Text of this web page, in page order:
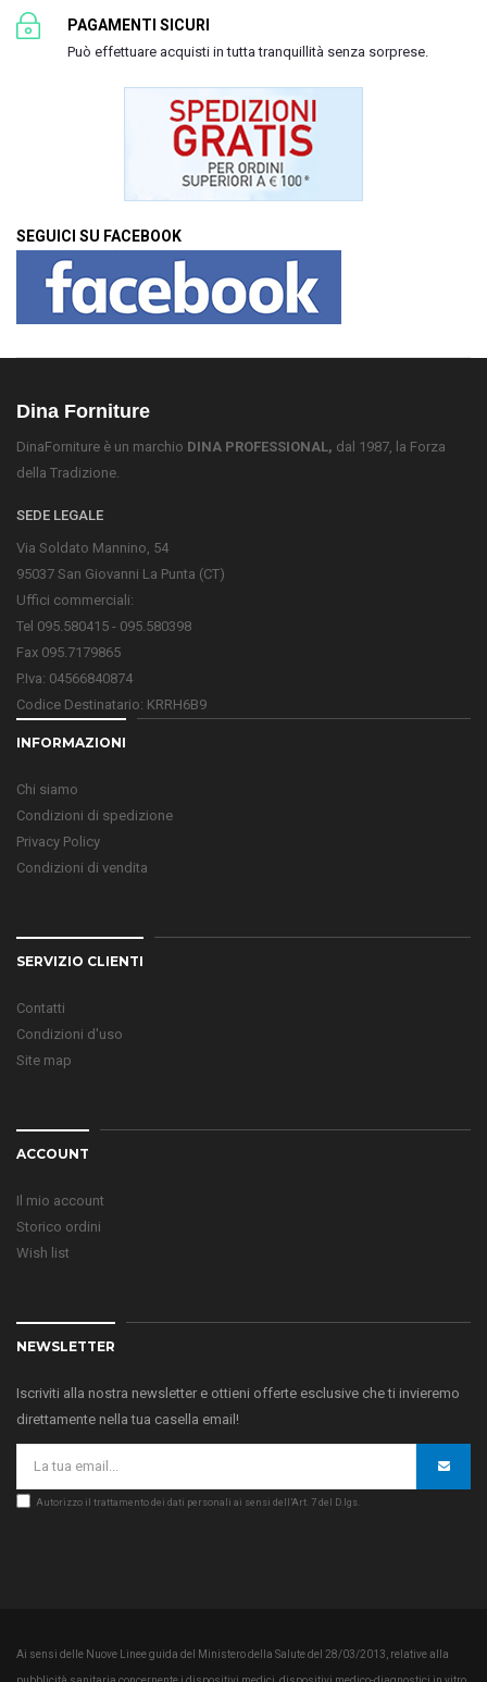
PAGAMENTI SICURI
Può effettuare acquisti in tutta tranquillità senza sorprese.
SEGUICI SU FACEBOOK
Dina Forniture
DinaForniture è un marchio DINA PROFESSIONAL, dal 1987, la Forza
della Tradizione.
SEDE LEGALE
Via Soldato Mannino, 54
95037 San Giovanni La Punta (CT)
Uffici commerciali:
Tel 095.580415 - 095.580398
Fax 095.7179865
P.Iva: 04566840874
Codice Destinatario: KRRH6B9
INFORMAZIONI
Chi siamo
Condizioni di spedizione
Privacy Policy
Condizioni di vendita
SERVIZIO CLIENTI
Contatti
Condizioni d'uso
Site map
ACCOUNT
Il mio account
Storico ordini
Wish list
NEWSLETTER
Iscriviti alla nostra newsletter e ottieni offerte esclusive che ti invieremo
direttamente nella tua casella email!
Autorizzo il trattamento dei dati personali ai sensi dell’Art. 7 del D.lgs.
Ai sensi delle Nuove Linee guida del Ministero della Salute del 28/03/2013, relative alla